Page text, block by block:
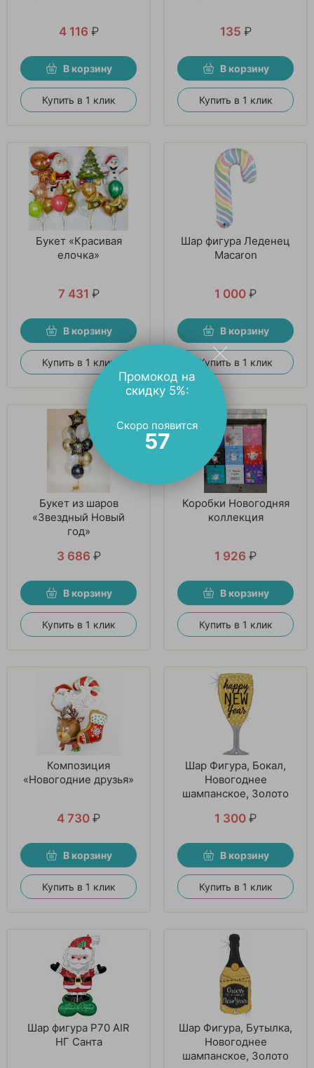
4 116 ₽
В корзину
Купить в 1 клик
135 ₽
В корзину
Купить в 1 клик
Букет «Красивая
елочка»
7 431 ₽
В корзину
Купить в 1 клик
Шар фигура Леденец
Macaron
1 000 ₽
В корзину
Купить в 1 клик
Букет из шаров
«Звездный Новый
год»
3 686 ₽
В корзину
Купить в 1 клик
Коробки Новогодняя
коллекция
1 926 ₽
В корзину
Купить в 1 клик
Композиция
«Новогодние друзья»
4 730 ₽
В корзину
Купить в 1 клик
Шар Фигура, Бокал,
Новогоднее
шампанское, Золото
1 300 ₽
В корзину
Купить в 1 клик
Шар фигура P70 AIR
НГ Санта
Шар Фигура, Бутылка,
Новогоднее
шампанское, Золото
Промокод на
скидку 5%:
Скоро появится
56